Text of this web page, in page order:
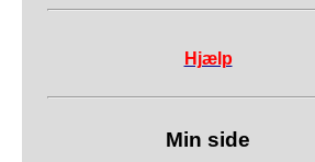
Hjælp
Min side